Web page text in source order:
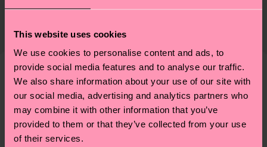
This website uses cookies
We use cookies to personalise content and ads, to
provide social media features and to analyse our traffic.
We also share information about your use of our site with
our social media, advertising and analytics partners who
may combine it with other information that you’ve
provided to them or that they’ve collected from your use
of their services.
ARTIKEL 1:100% Polyester
ARTIKEL 2:
100% Polyester
ARTIKEL 3:
100% Recycled Polyester
ARTIKEL 4:100% Recycled Polyester
Zertifizierungen – es geht auch um eine ethische
richtige Pflege von Socken und VIELES MEHR!
Weitere Informationen sowie Tipps und Tricks
findest du auf unsererNachhaltigkeitsseite.
ab und unsere länderspezifische Versandübersicht
findest duhier
. Die Lieferzeit beginnt sobald
deine Bestellung versandt wurde. Bitte bedenke,
dass es sich hierbei um einen Richtwert handelt
und die genaue Lieferzeit von der lokalen Post in
deinem Land abhängt.
Du hast Fragen zu einer Retoure? In unserem
Ähnliche muster